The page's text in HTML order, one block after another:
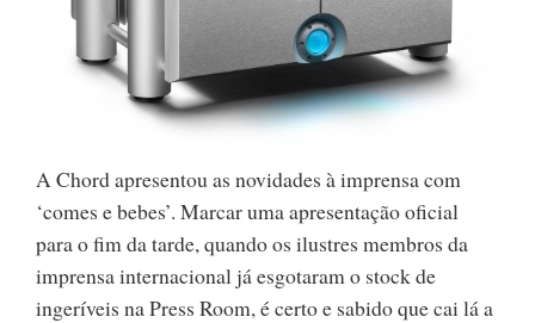
A Chord apresentou as novidades à imprensa com
‘comes e bebes’. Marcar uma apresentação oficial
para o fim da tarde, quando os ilustres membros da
imprensa internacional já esgotaram o stock de
ingeríveis na Press Room, é certo e sabido que cai lá a